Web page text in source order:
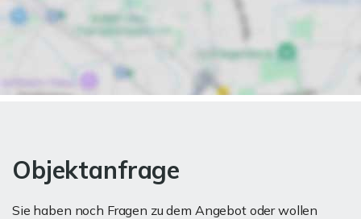
Objektanfrage
Sie haben noch Fragen zu dem Angebot oder wollen